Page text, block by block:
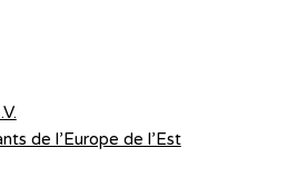
de l’Europe de l’Est